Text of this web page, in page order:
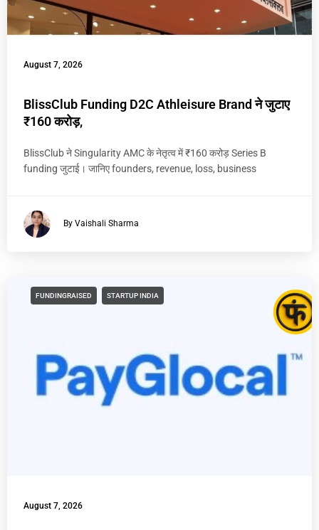
August 7, 2026
BlissClub Funding D2C Athleisure Brand ने जुटाए
₹160 करोड़,
BlissClub ने Singularity AMC के नेतृत्व में ₹160 करोड़ Series B
funding जुटाई। जानिए founders, revenue, loss, business
By Vaishali Sharma
FUNDINGRAISED STARTUP INDIA
August 7, 2026